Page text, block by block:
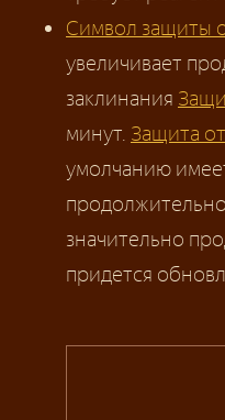
Символ защиты
увеличивает
заклинания
минут. Защита
умолчанию
значительно
придется